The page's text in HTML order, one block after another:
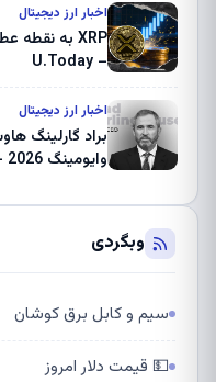
اخبار ارز دیجیتال
– U.Today
اخبار ارز دیجیتال
براد گارلینگ
وایومینگ 2026 – U.Today
وبگردی
سیم و کابل برق کوشان
💵 قیمت دلار امروز